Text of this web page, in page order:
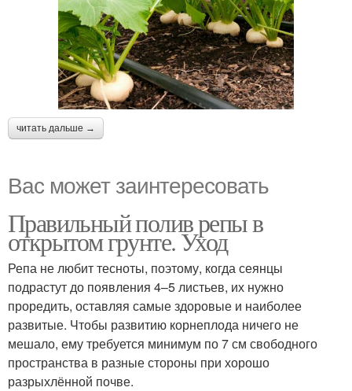
читать дальше →
Вас может заинтересовать
Правильный полив репы в
открытом грунте. Уход
Репа не любит тесноты, поэтому, когда сеянцы
подрастут до появления 4–5 листьев, их нужно
проредить, оставляя самые здоровые и наиболее
развитые. Чтобы развитию корнеплода ничего не
мешало, ему требуется минимум по 7 см свободного
пространства в разные стороны при хорошо
разрыхлённой почве.